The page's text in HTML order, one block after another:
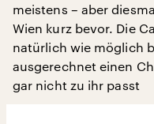
meistens – aber
Wien kurz bevor. Die
natürlich wie möglich
ausgerechnet einen
gar nicht zu ihr passt